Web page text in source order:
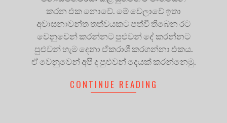
කරන එක නොවේ. මේ වෙලාවේ ඉතා
අවාසනාවන්ත තත්වයකට පත්වී තිබෙන රට
වෙනුවෙන් කරන්නට පුළුවන් දේ කරන්නට
පුළුවන් හැම දෙනා ඒකරාශී කරගන්නා එකය.
ඒ වෙනුවෙන් අපි ද පුළුවන් දෙයක් කරන්නෙමු.
CONTINUE READING